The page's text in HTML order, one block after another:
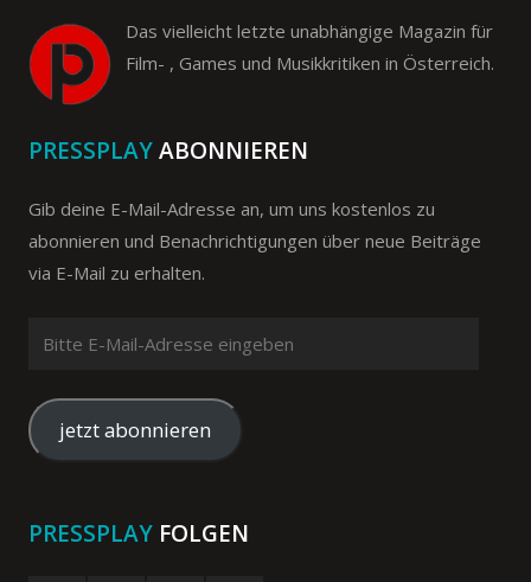
Das vielleicht letzte unabhängige Magazin für
Film- , Games und Musikkritiken in Österreich.
PRESSPLAYABONNIEREN
Gib deine E-Mail-Adresse an, um uns kostenlos zu
abonnieren und Benachrichtigungen über neue Beiträge
via E-Mail zu erhalten.
Mail-
Adresse
eingeben
jetzt abonnieren
PRESSPLAY FOLGEN